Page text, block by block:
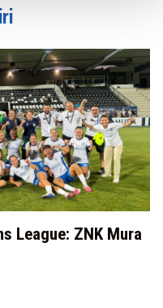
League: ZNK Mura